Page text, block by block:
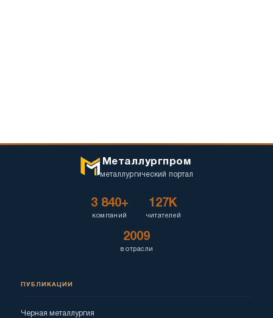
Металлургпром
металлургический портал
3 840+
компаний
127K
читателей
2009
в отрасли
ПУБЛИКАЦИИ
Черная металлургия